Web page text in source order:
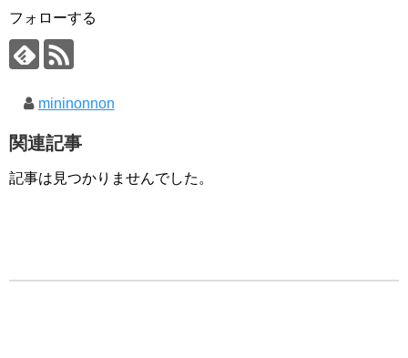
フォローする
mininonnon
関連記事
記事は見つかりませんでした。